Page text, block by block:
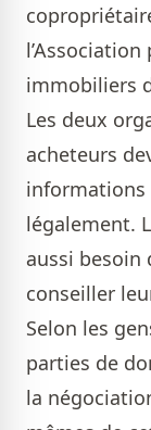
immobiliers
Les deux
acheteurs
informations
légalement.
aussi besoin
conseiller
Selon les
parties de
la